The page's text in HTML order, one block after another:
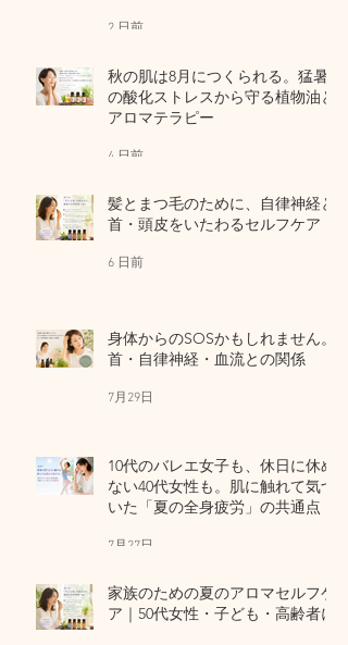
2 日前
秋の肌は8月につくられる。猛暑
の酸化ストレスから守る植物油と
アロマテラピー
4 日前
髪とまつ毛のために、自律神経と
首・頭皮をいたわるセルフケア
6 日前
身体からのSOSかもしれません。
首・自律神経・血流との関係
7月29日
10代のバレエ女子も、休日に休め
ない40代女性も。肌に触れて気づ
いた「夏の全身疲労」の共通点
7月27日
家族のための夏のアロマセルフケ
ア｜50代女性・子ども・高齢者に